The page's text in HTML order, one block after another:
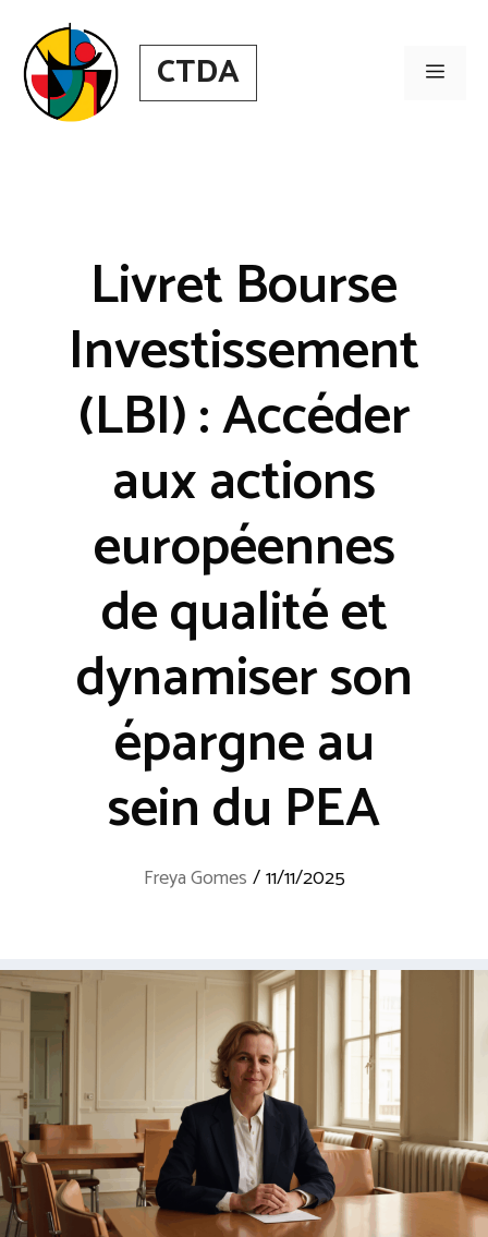
contenu
CTDA Menu
Livret Bourse
Investissement
(LBI) : Accéder
aux actions
européennes
de qualité et
dynamiser son
épargne au
sein du PEA
Freya Gomes /11/11/2025